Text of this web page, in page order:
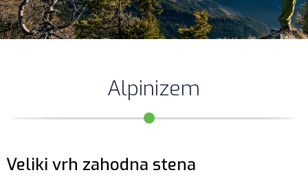
Alpinizem
Veliki vrh zahodna stena